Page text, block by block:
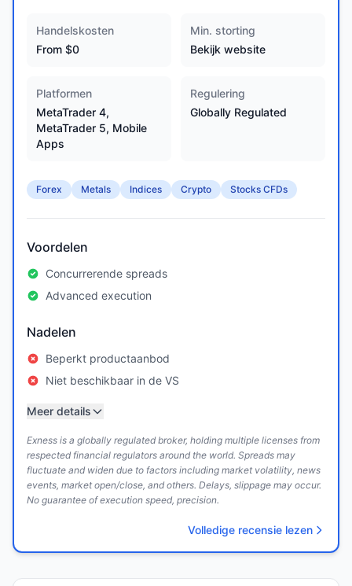
Handelskosten
From $0
Min. storting
Bekijk website
Platformen
MetaTrader 4,
MetaTrader 5, Mobile
Apps
Regulering
Globally Regulated
Forex Metals Indices Crypto Stocks CFDs
Voordelen
Concurrerende spreads
Advanced execution
Nadelen
Beperkt productaanbod
Niet beschikbaar in de VS
Meer details
Exness is a globally regulated broker, holding multiple licenses from
respected financial regulators around the world. Spreads may
fluctuate and widen due to factors including market volatility, news
events, market open/close, and others. Delays, slippage may occur.
No guarantee of execution speed, precision.
Volledige recensie lezen